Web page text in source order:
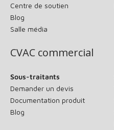
Centre de soutien
Blog
Salle média
CVAC commercial
Sous-traitants
Demander un devis
Documentation produit
Blog